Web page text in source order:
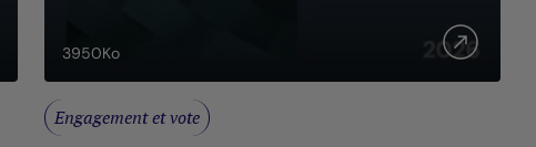
3950Ko
Engagement et vote